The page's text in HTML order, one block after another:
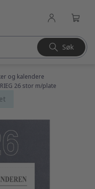
Søk
og kalendere
26 stor m/plate